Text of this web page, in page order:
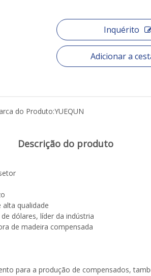
Inquérito
Adicionar a
do Produto:YUEQUN
Descrição do produto
alta qualidade
dólares, líder da indústria
de madeira compensada
para a produção de compensados,